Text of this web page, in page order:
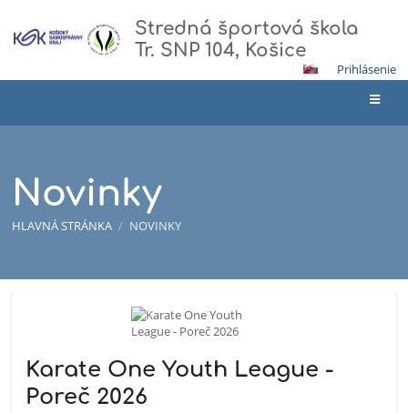
Stredná športová škola
Tr. SNP 104, Košice
Prihlásenie
Novinky
HLAVNÁ STRÁNKA / NOVINKY
Karate One Youth League -
Poreč 2026